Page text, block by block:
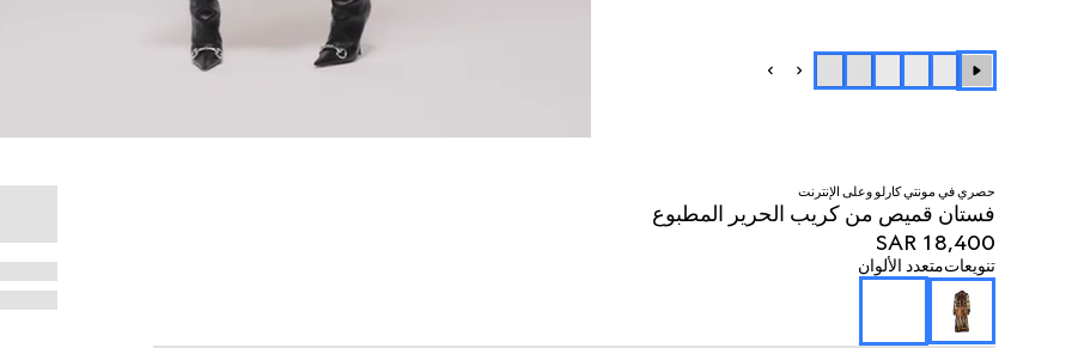
حصري في مونتي كارلو وعلى الإنترنت
فستان قميص من كريب الحرير المطبوع
SAR 18,400
تنويعاتمتعدد الألوان